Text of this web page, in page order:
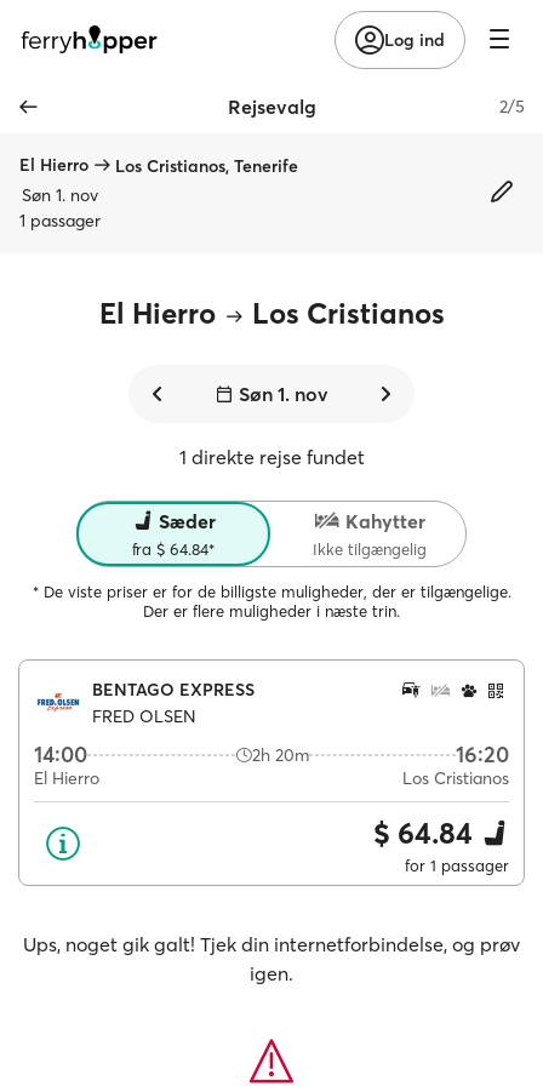
Log ind
Rejsevalg 2/5
El Hierro
Los Cristianos, Tenerife
Søn 1. nov
1 passager
El Hierro Los Cristianos
Søn 1. nov
1 direkte rejse fundet
Sæder
fra $ 64.84*
Kahytter
Ikke tilgængelig
* De viste priser er for de billigste muligheder, der er tilgængelige.
Der er flere muligheder i næste trin.
BENTAGO EXPRESS
FRED OLSEN
14:00 2h 20m 16:20
El Hierro Los Cristianos
$ 64.84
for 1 passager
Ups, noget gik galt! Tjek din internetforbindelse, og prøv
igen.